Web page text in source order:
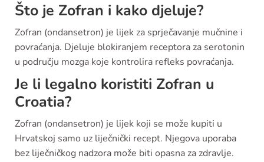
Što je Zofran i kako djeluje?
Zofran (ondansetron) je lijek za sprječavanje mučnine i
povraćanja. Djeluje blokiranjem receptora za serotonin
u području mozga koje kontrolira refleks povraćanja.
Je li legalno koristiti Zofran u
Croatia?
Zofran (ondansetron) je lijek koji se može kupiti u
Hrvatskoj samo uz liječnički recept. Njegova uporaba
bez liječničkog nadzora može biti opasna za zdravlje.